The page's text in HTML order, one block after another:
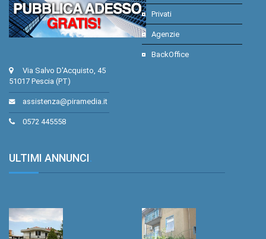
Via Salvo D'Acquisto, 45
51017 Pescia (PT)
assistenza@piramedia.it
0572 445558
Privati
Agenzie
BackOffice
ULTIMI ANNUNCI.